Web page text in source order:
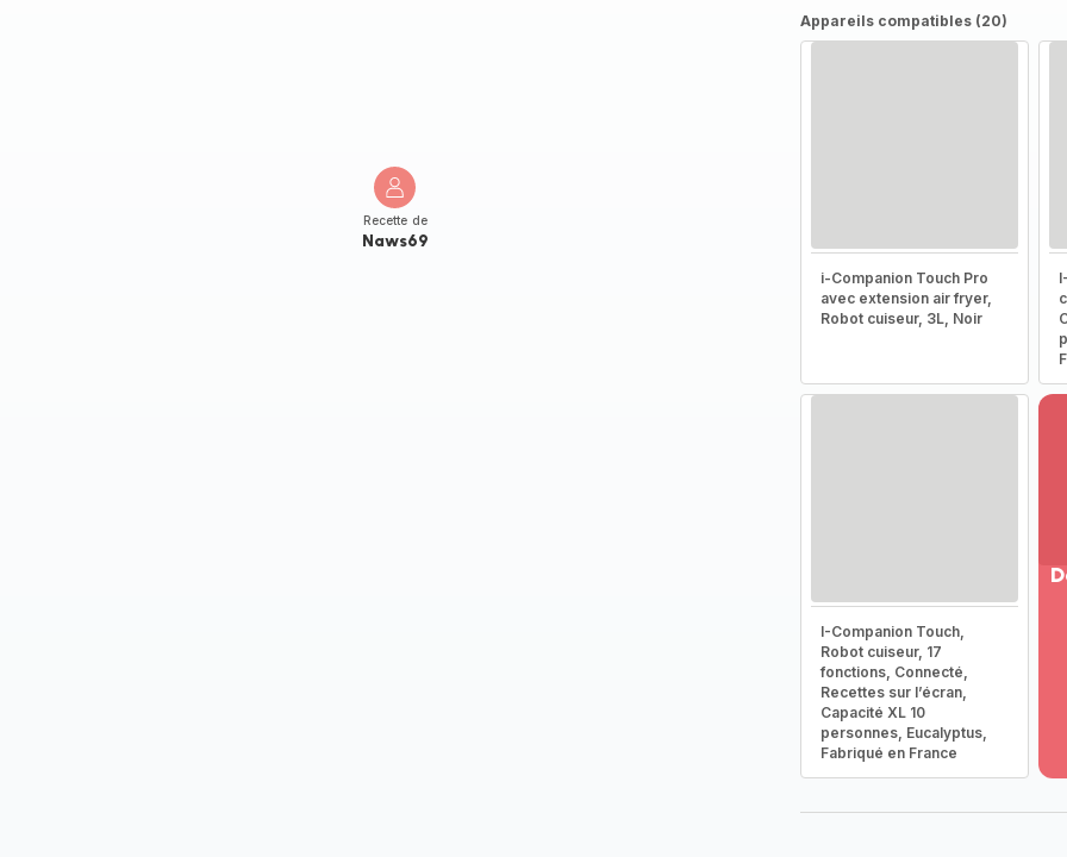
Recette de
Naws69
Appareils compatibles (20)
i-Companion Touch Pro
avec extension air fryer,
Robot cuiseur, 3L, Noir
I-Companion Touch,
Robot cuiseur, 17
fonctions, Connecté,
Recettes sur l’écran,
Capacité XL 10
personnes, Eucalyptus,
Fabriqué en France